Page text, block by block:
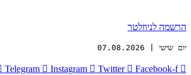
הרשמה לניוזלטר
יום שישי | 07.08.2026
Telegram Instagram Twitter Facebook-f